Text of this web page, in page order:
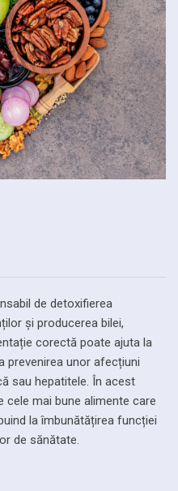
de detoxifierea
și producerea bilei,
corectă poate ajuta la
prevenirea unor afecțiuni
sau hepatitele. În acest
cele mai bune alimente care
la îmbunătățirea funcției
de sănătate.